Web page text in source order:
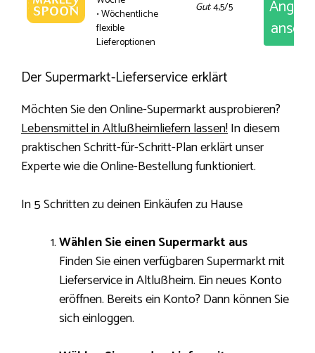
• Wöchentliche
flexible
Lieferoptionen
Gut: 4,5/5
Der Supermarkt-Lieferservice erklärt
Möchten Sie den Online-Supermarkt ausprobieren?
Lebensmittel in Altlußheimliefern lassen!In diesem
praktischen Schritt-für-Schritt-Plan erklärt unser
Experte wie die Online-Bestellung funktioniert.
In 5 Schritten zu deinen Einkäufen zu Hause
Wählen Sie einen Supermarkt aus
Finden Sie einen verfügbaren Supermarkt mit
Lieferservice in Altlußheim. Ein neues Konto
eröffnen. Bereits ein Konto? Dann können Sie
sich einloggen.